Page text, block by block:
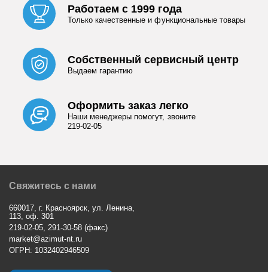
Работаем с 1999 года
Только качественные и функциональные товары
Собственный сервисный центр
Выдаем гарантию
Оформить заказ легко
Наши менеджеры помогут, звоните
219-02-05
Свяжитесь с нами
660017, г. Красноярск, ул. Ленина,
113, оф. 301
219-02-05, 291-30-58 (факс)
market@azimut-nt.ru
ОГРН: 1032402946509